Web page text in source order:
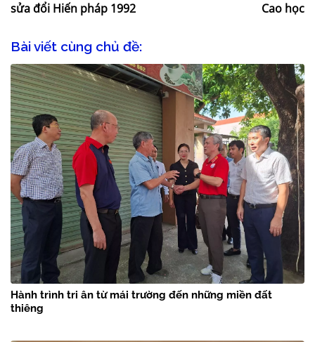
sửa đổi Hiến pháp 1992
Cao học
Bài viết cùng chủ đề:
Hành trình tri ân từ mái trường đến những miền đất
thiêng